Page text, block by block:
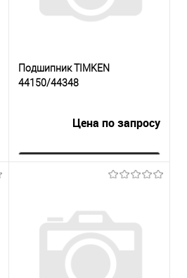
Подшипник TIMKEN
44150/44348
Цена по запросу
Запросить цену
Купить в 1
сравнению
В избранное
Под заказ